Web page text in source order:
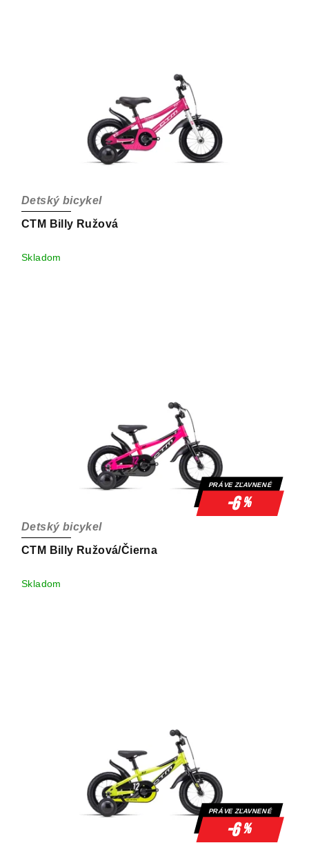
CTM Billy Ružová
Detský bicykel
Skladom
PRÁVE ZĽAVNENÉ
-6%
CTM Billy Ružová/Čierna
Detský bicykel
Skladom
PRÁVE ZĽAVNENÉ
-6%